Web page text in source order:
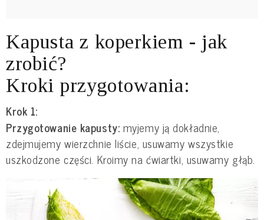
Kapusta z koperkiem - jak
zrobić?
Kroki przygotowania:
Krok 1:
Przygotowanie kapusty: myjemy ją dokładnie,
zdejmujemy wierzchnie liście, usuwamy wszystkie
uszkodzone części. Kroimy na ćwiartki, usuwamy głąb.